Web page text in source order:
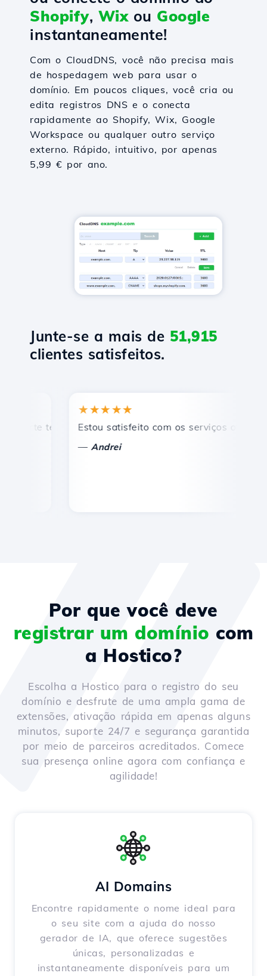
Shopify, Wixou Google
instantaneamente!
Com o CloudDNS, você não precisa mais
de hospedagem web para usar o
domínio. Em poucos cliques, você cria ou
edita registros DNS e o conecta
rapidamente ao Shopify, Wix, Google
Workspace ou qualquer outro serviço
externo. Rápido, intuitivo, por apenas
5,99 € por ano.
Junte-se a mais de 51,915
clientes satisfeitos.
técnico rápido e eficiente.
★★★★★
Estou satisfeito com os serviços oferecidos
Andrei
Por que você deve
registrar um domínio com
a Hostico?
Escolha a Hostico para o registro do seu
domínio e desfrute de uma ampla gama de
extensões, ativação rápida em apenas alguns
minutos, suporte 24/7 e segurança garantida
por meio de parceiros acreditados. Comece
sua presença online agora com confiança e
agilidade!
AI Domains
Encontre rapidamente o nome ideal para
o seu site com a ajuda do nosso
gerador de IA, que oferece sugestões
únicas, personalizadas e
instantaneamente disponíveis para um